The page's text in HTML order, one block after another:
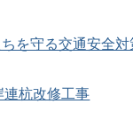
を守る交通安全対
杭改修工事